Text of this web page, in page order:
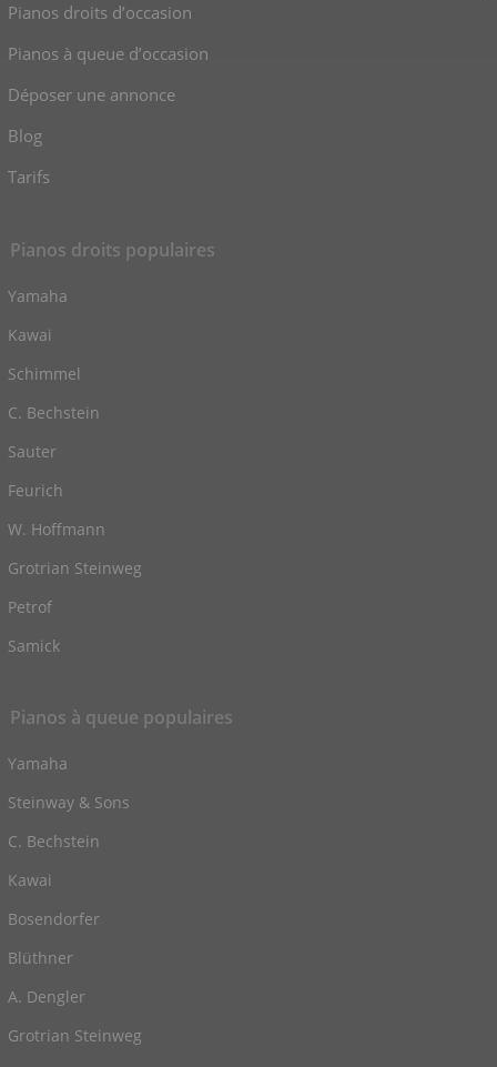
Pianos droits d’occasion
Pianos à queue d’occasion
Déposer une annonce
Blog
Tarifs
Pianos droits populaires
Yamaha
Kawai
Schimmel
C. Bechstein
Sauter
Feurich
W. Hoffmann
Grotrian Steinweg
Petrof
Samick
Pianos à queue populaires
Yamaha
Steinway & Sons
C. Bechstein
Kawai
Bosendorfer
Blüthner
A. Dengler
Grotrian Steinweg